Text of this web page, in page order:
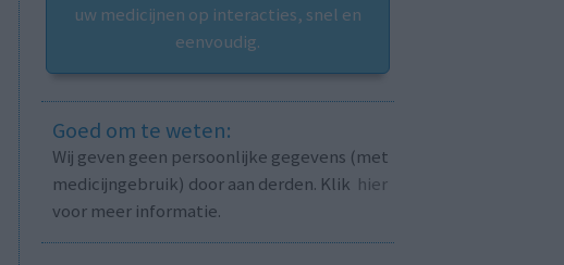
uw medicijnen op interacties, snel en
eenvoudig.
Goed om te weten:
Wij geven geen persoonlijke gegevens (met
medicijngebruik) door aan derden. Klik hier
voor meer informatie.